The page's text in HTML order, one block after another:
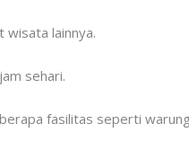
lainnya.
sehari.
fasilitas seperti